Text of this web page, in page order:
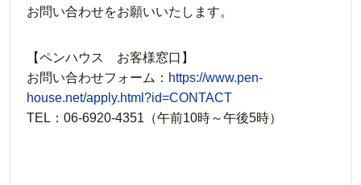
お問い合わせをお願いいたします。
【ペンハウス お客様窓口】
お問い合わせフォーム： https://www.pen-
house.net/apply.html?id=CONTACT
TEL：06-6920-4351（午前10時～午後5時）